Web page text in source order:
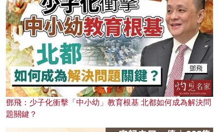
鄧飛：少子化衝擊「中小幼」教育根基 北都如何成為解決問
題關鍵？